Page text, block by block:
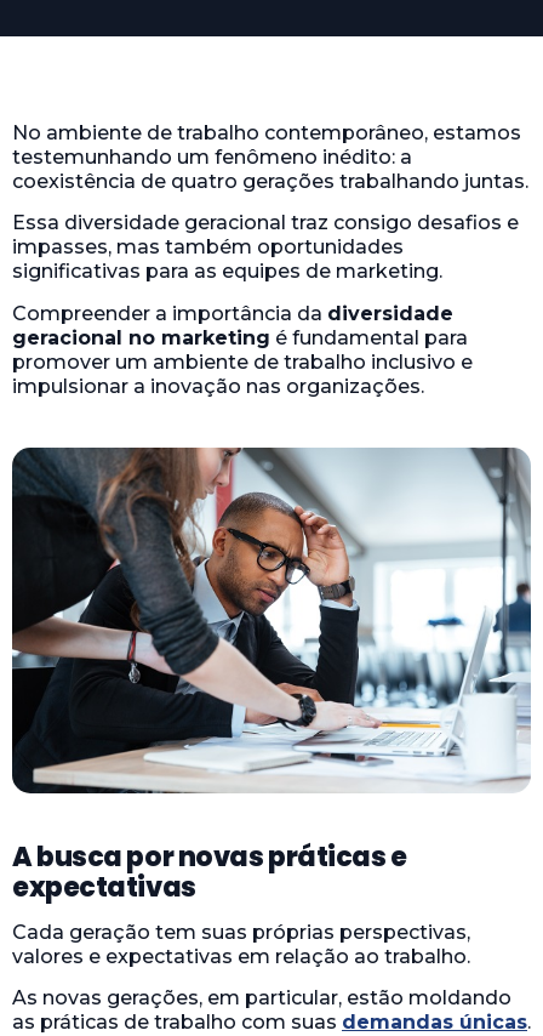
No ambiente de trabalho contemporâneo, estamos
testemunhando um fenômeno inédito: a
coexistência de quatro gerações trabalhando juntas.
Essa diversidade geracional traz consigo desafios e
impasses, mas também oportunidades
significativas para as equipes de marketing.
Compreender a importância da diversidade
geracional no marketing é fundamental para
promover um ambiente de trabalho inclusivo e
impulsionar a inovação nas organizações.
A busca por novas práticas e
expectativas
Cada geração tem suas próprias perspectivas,
valores e expectativas em relação ao trabalho.
As novas gerações, em particular, estão moldando
as práticas de trabalho com suas demandas únicas.